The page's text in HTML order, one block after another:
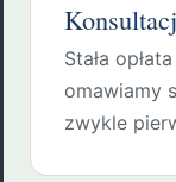
Stała
omawiamy
zwykle